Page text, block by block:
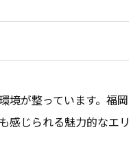
境が整っています。福岡
感じられる魅力的なエリ